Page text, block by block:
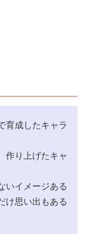
育成したキャラ
作り上げたキャ
いイメージある
け思い出もある